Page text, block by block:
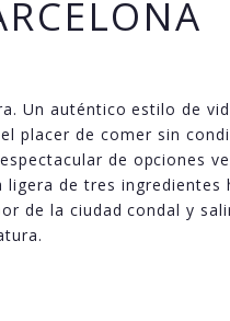
Un auténtico estilo de
placer de comer sin
de opciones
de tres
de la ciudad condal y